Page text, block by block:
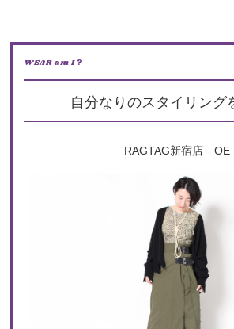
WEAR am I ?
自分なりのスタイリング
RAGTAG新宿店 OE